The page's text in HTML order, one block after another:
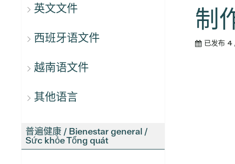
英文文件
西班牙语文件
越南语文件
其他语言
普遍健康 / Bienestar general /
Sức khỏe Tổng quát
制
已发布 4